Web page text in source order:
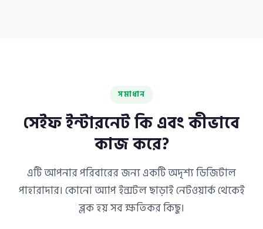
সমাধান
সেইফ ইন্টারনেট কি এবং কীভাবে
কাজ করে?
এটি আপনার পরিবারের জন্য একটি অদৃশ্য ডিজিটাল
পাহারাদার। কোনো অ্যাপ ইন্সটল ছাড়াই নেটওয়ার্ক থেকেই
ব্লক হয় সব ক্ষতিকর কিছু।